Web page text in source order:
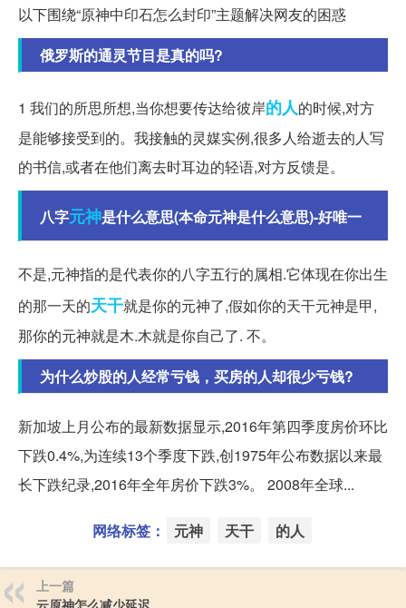
以下围绕“原神中印石怎么封印”主题解决网友的困惑
俄罗斯的通灵节目是真的吗?
1 我们的所思所想,当你想要传达给彼岸的人的时候,对方
是能够接受到的。我接触的灵媒实例,很多人给逝去的人写
的书信,或者在他们离去时耳边的轻语,对方反馈是。
八字元神是什么意思(本命元神是什么意思)-好唯一
不是,元神指的是代表你的八字五行的属相.它体现在你出生
的那一天的天干就是你的元神了,假如你的天干元神是甲,
那你的元神就是木.木就是你自己了. 不。
为什么炒股的人经常亏钱，买房的人却很少亏钱?
新加坡上月公布的最新数据显示,2016年第四季度房价环比
下跌0.4%,为连续13个季度下跌,创1975年公布数据以来最
长下跌纪录,2016年全年房价下跌3%。 2008年全球...
网络标签： 元神 天干 的人
上一篇
云原神怎么减少延迟